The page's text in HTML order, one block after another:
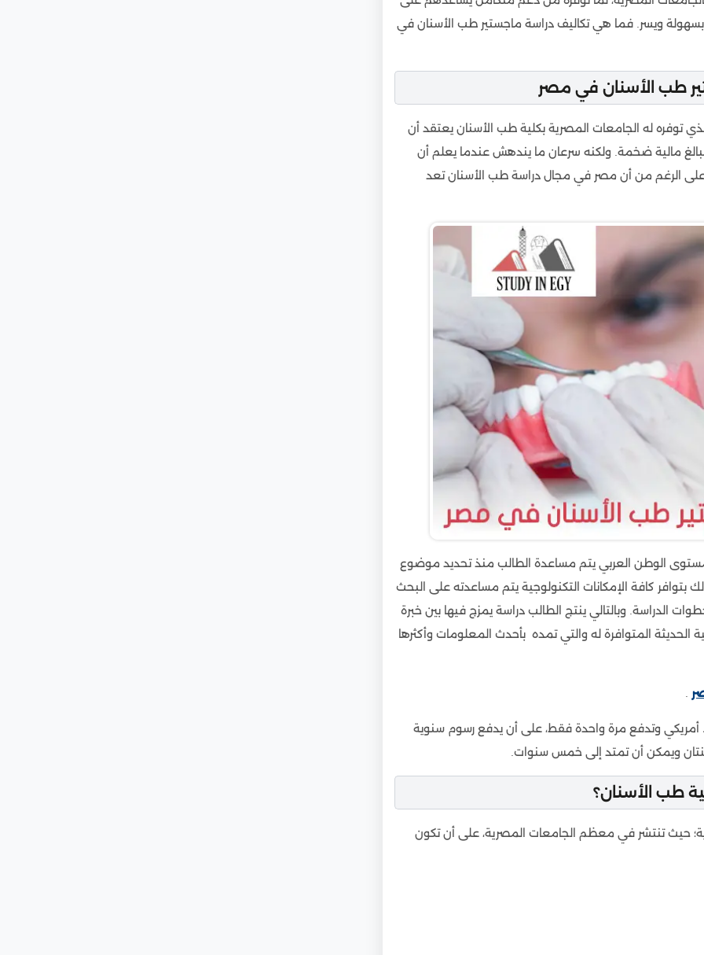
في مصر
دول الخليج
الطبيب
في مصر
حتى المناقشة
الأسنان في مصر
(الإكلينيكي)
الأسنان
الماجستير
الأخرى
بسهولة ويسر. فما هي تكاليف دراسة ماجستير طب الأسنان في
طب الأسنان في مصر
توفره له الجامعات المصرية بكلية طب الأسنان يعتقد أن
مالية ضخمة. ولكنه سرعان ما يندهش عندما يعلم أن
على الرغم من أن مصر في مجال دراسة طب الأسنان تعد
مستوى الوطن العربي يتم مساعدة الطالب منذ تحديد موضوع
بتوافر كافة الإمكانات التكنولوجية يتم مساعدته على البحث
الدراسة. وبالتالي ينتج الطالب دراسة يمزج فيها بين خبرة
الحديثة المتوافرة له والتي تمده بأحدث المعلومات وأكثرها
ذلك يدفع الطالب رسوم تقديم بقيمة 1500 دولا أمريكي وتدفع مرة واحدة فقط، على أن يدفع رسوم سنوية
طب الأسنان؟
حيث تنتشر في معظم الجامعات المصرية، على أن تكون